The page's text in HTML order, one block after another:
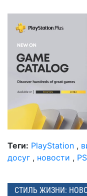
Теги: PlayStation ,
досуг , новости ,
СТИЛЬ ЖИЗНИ: